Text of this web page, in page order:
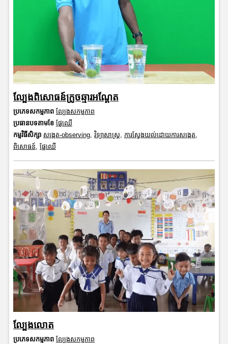
ល្បែងពិសោធន៍ក្រូចឆ្មារអណ្តែត
ប្រភេទសកម្មភាព ល្បែងសកម្មភាព
ប្រធានបទតាមខែ ផ្លែឈើ
កម្មវិធីសិក្សា សង្កេត-observing, វិទ្យាសាស្រ្ត, ការស្វែងយល់ដោយការសង្កេត,
ពិសោធន៍, ផ្លែឈើ
ល្បែងលោត
ប្រភេទសកម្មភាព ល្បែងសកម្មភាព